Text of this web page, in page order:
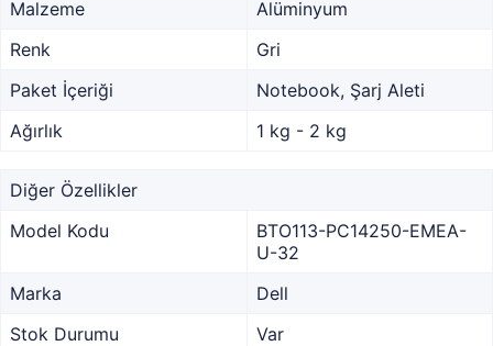
Malzeme
Alüminyum
Renk
Gri
Paket İçeriği
Notebook, Şarj Aleti
Ağırlık
1 kg - 2 kg
Diğer Özellikler
Model Kodu
BTO113-PC14250-EMEA-
U-32
Marka
Dell
Stok Durumu
Var